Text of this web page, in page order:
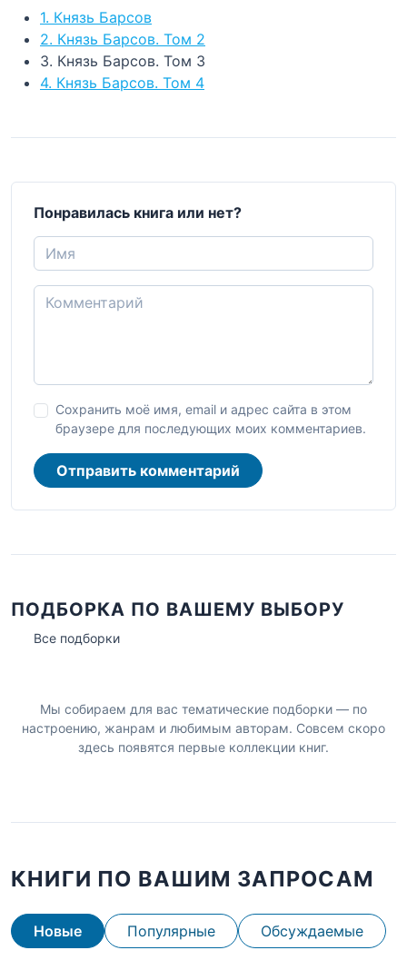
1. Князь Барсов
2. Князь Барсов. Том 2
3. Князь Барсов. Том 3
4. Князь Барсов. Том 4
Понравилась книга или нет?
Сохранить моё имя, email и адрес сайта в этом
браузере для последующих моих комментариев.
Отправить комментарий
ПОДБОРКА ПО ВАШЕМУ ВЫБОРУ
Все подборки
Мы собираем для вас тематические подборки — по
настроению, жанрам и любимым авторам. Совсем скоро
здесь появятся первые коллекции книг.
КНИГИ ПО ВАШИМ ЗАПРОСАМ
Новые Популярные Обсуждаемые